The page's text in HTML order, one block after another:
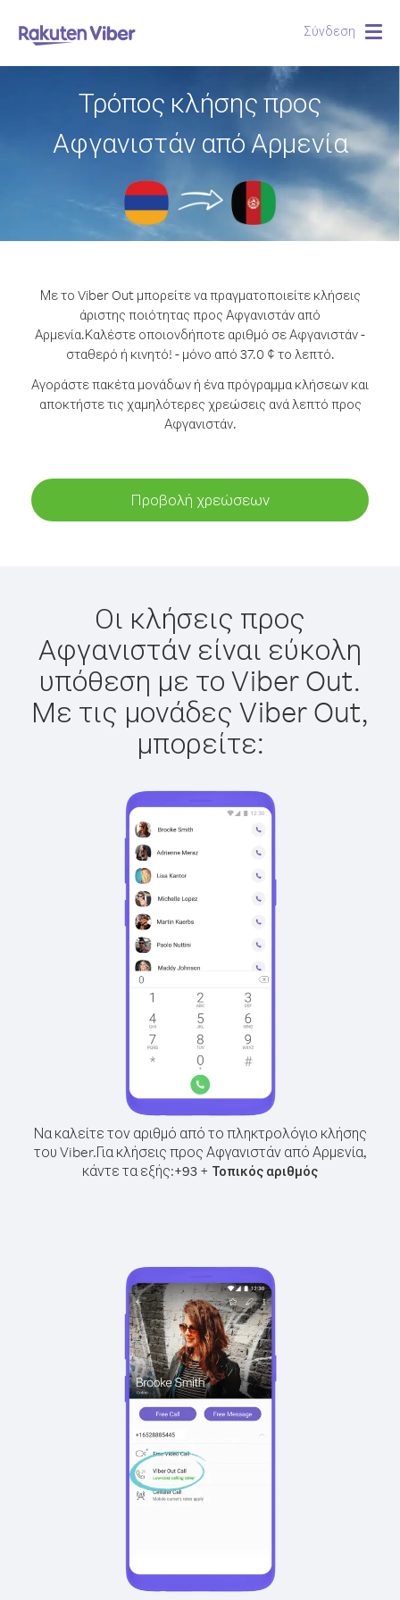
Σύνδεση
Τρόπος κλήσης προς
Αφγανιστάν από Αρμενία
Με το Viber Out μπορείτε να πραγματοποιείτε κλήσεις
άριστης ποιότητας προς Αφγανιστάν από
Αρμενία.Καλέστε οποιονδήποτε αριθμό σε Αφγανιστάν -
σταθερό ή κινητό! - μόνο από 37.0 ¢ το λεπτό.
Αγοράστε πακέτα μονάδων ή ένα πρόγραμμα κλήσεων και
αποκτήστε τις χαμηλότερες χρεώσεις ανά λεπτό προς
Αφγανιστάν.
Προβολή χρεώσεων
Οι κλήσεις προς
Αφγανιστάν είναι εύκολη
υπόθεση με το Viber Out.
Με τις μονάδες Viber Out,
μπορείτε:
Να καλείτε τον αριθμό από το πληκτρολόγιο κλήσης
του Viber.Για κλήσεις προς Αφγανιστάν από Αρμενία,
κάντε τα εξής:+93 + Τοπικός αριθμός